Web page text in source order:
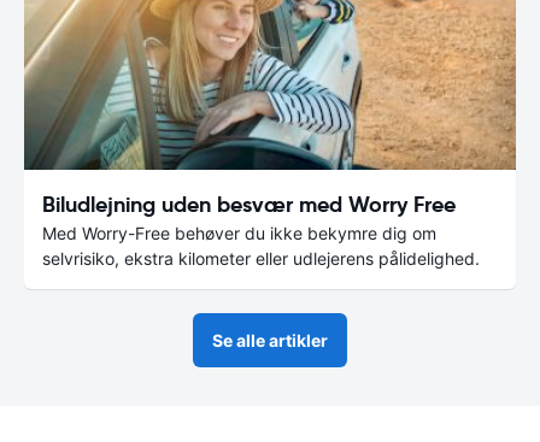
Biludlejning uden besvær med Worry Free
Med Worry-Free behøver du ikke bekymre dig om
selvrisiko, ekstra kilometer eller udlejerens pålidelighed.
Se alle artikler